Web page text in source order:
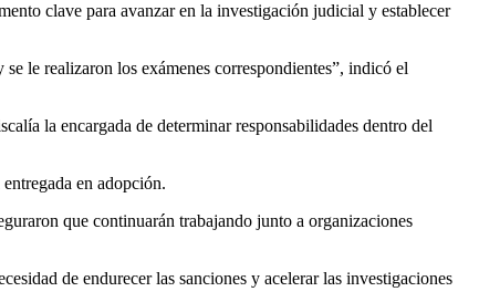
clave para avanzar en la investigación judicial y establecer
le realizaron los exámenes correspondientes”, indicó el
la encargada de determinar responsabilidades dentro del
entregada en adopción.
que continuarán trabajando junto a organizaciones
de endurecer las sanciones y acelerar las investigaciones